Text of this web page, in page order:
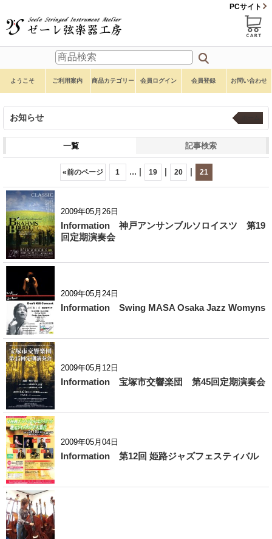
PCサイト
ようこそ ご利用案内 商品カテゴリー 会員ログイン 会員登録 お問い合わせ
お知らせ
一覧 記事検索
«前のページ 1 ... | 19 | 20 | 21
2009年05月26日
Information 神戸アンサンブルソロイスツ 第19
回定期演奏会
2009年05月24日
Information Swing MASA Osaka Jazz Womyns
2009年05月12日
Information 宝塚市交響楽団 第45回定期演奏会
2009年05月04日
Information 第12回 姫路ジャズフェスティバル